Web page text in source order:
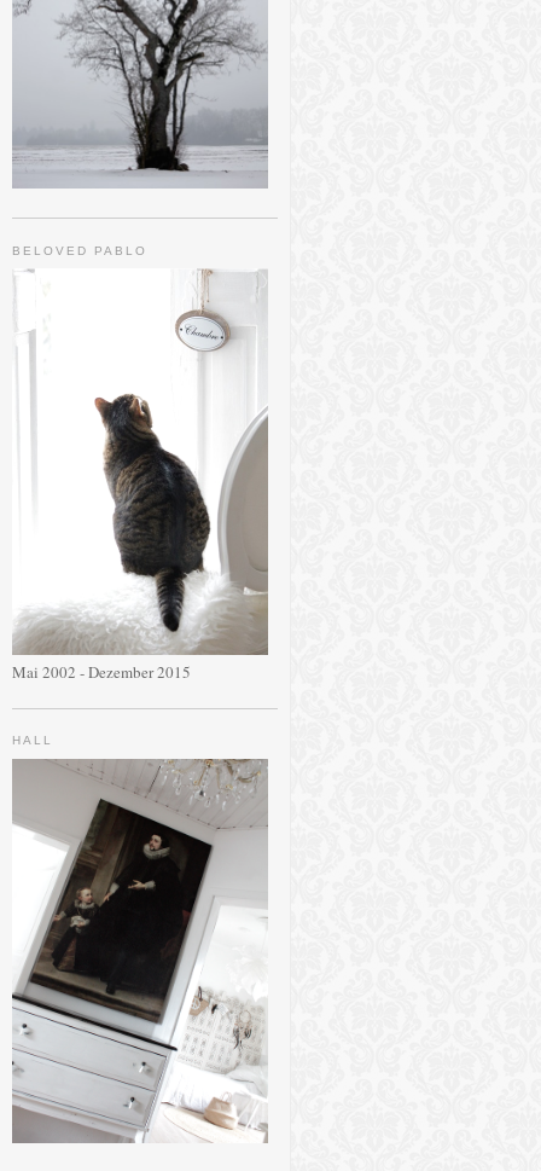
BELOVED PABLO
Mai 2002 - Dezember 2015
HALL